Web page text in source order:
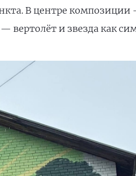
В центре композиции
вертолёт и звезда как